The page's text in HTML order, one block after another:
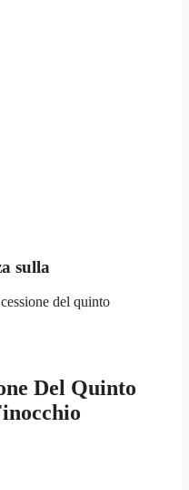
sulla
del quinto
Del Quinto